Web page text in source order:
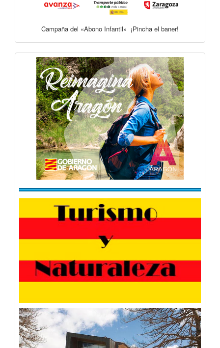
Campaña del «Abono Infantil» ¡Pincha el baner!